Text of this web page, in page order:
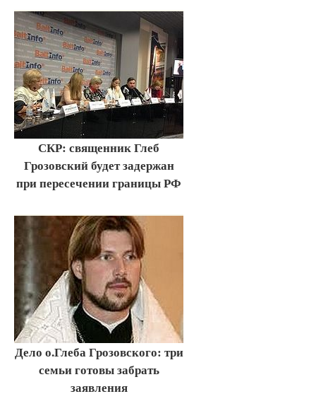
СКР: священник Глеб
Грозовский будет задержан
при пересечении границы РФ
Дело о.Глеба Грозовского: три
семьи готовы забрать
заявления